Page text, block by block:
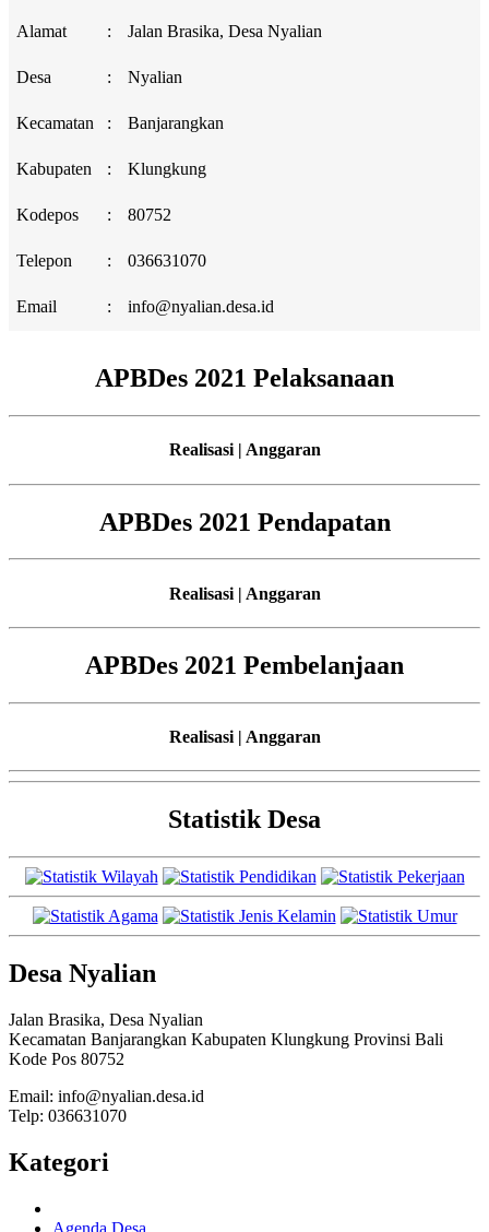
Alamat : Jalan Brasika, Desa Nyalian
Desa : Nyalian
Kecamatan : Banjarangkan
Kabupaten : Klungkung
Kodepos : 80752
Telepon : 036631070
Email : info@nyalian.desa.id
APBDes 2021 Pelaksanaan
Realisasi | Anggaran
APBDes 2021 Pendapatan
Realisasi | Anggaran
APBDes 2021 Pembelanjaan
Realisasi | Anggaran
Statistik Desa
Desa Nyalian
Jalan Brasika, Desa Nyalian
Kecamatan Banjarangkan Kabupaten Klungkung Provinsi Bali
Kode Pos 80752
Email: info@nyalian.desa.id
Telp: 036631070
Kategori
Agenda Desa